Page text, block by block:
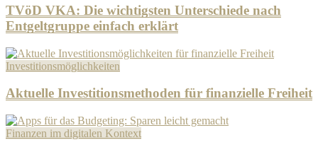
TVöD VKA: Die wichtigsten Unterschiede nach
Entgeltgruppe einfach erklärt
Investitionsmöglichkeiten
Aktuelle Investitionsmethoden für finanzielle Freiheit
Finanzen im digitalen Kontext